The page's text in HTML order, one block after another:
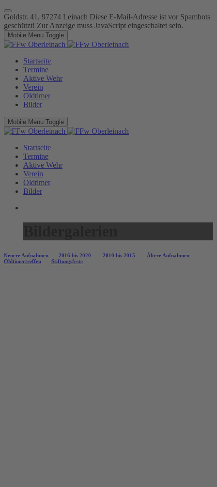
Goldstr. 41, 97274 Leinach Diese E-Mail-Adresse ist vor Spambots
geschützt! Zur Anzeige muss JavaScript eingeschaltet sein.
Mobile Menu Toggle
Startseite
Termine
Aktive Wehr
Verein
Oldtimer
Bilder
Mobile Menu Toggle
Startseite
Termine
Aktive Wehr
Verein
Oldtimer
Bilder
Neuere Aufnahmen 2016 bis 2020 2010 bis 2015
Ältere Aufnahmen
Oldtimertreffen
Stiftungsfeste